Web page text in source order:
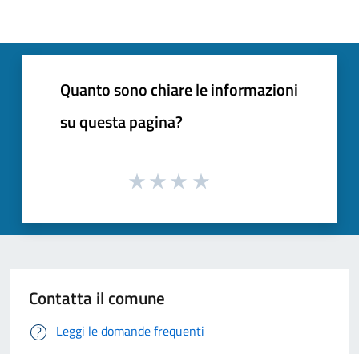
Quanto sono chiare le informazioni
su questa pagina?
Contatta il comune
Leggi le domande frequenti